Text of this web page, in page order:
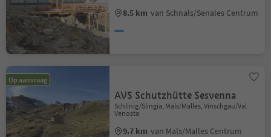
8.5 km van Schnals/Senales Centrum
Op aanvraag
AVS Schutzhütte Sesvenna
Schlinig/Slingia, Mals/Malles, Vinschgau/Val
Venosta
9.7 km van Mals/Malles Centrum